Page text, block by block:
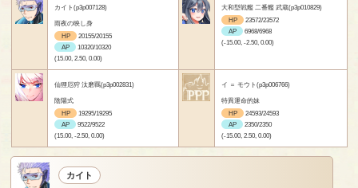
カイト(p3p007128)
雨夜の映し身
HP
20155/20155
AP
10320/10320
(15.00, 2.50, 0.00)
大和型戦艦 二番艦 武蔵(p3p010829)
HP
23572/23572
AP
6968/6968
(-15.00, -2.50, 0.00)
仙狸厄狩 汰磨羈(p3p002831)
陰陽式
HP
19295/19295
AP
9522/9522
(15.00, -2.50, 0.00)
イ ＝ モウト(p3p006766)
特異運命的妹
HP
24593/24593
AP
2350/2350
(-15.00, 2.50, 0.00)
カイト